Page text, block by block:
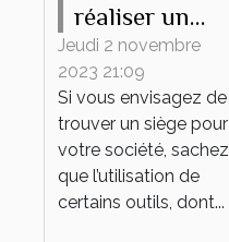
réaliser un
tampon d'une
société ?
Jeudi 2 novembre
2023 21:09
Si vous envisagez de
trouver un siège pour
votre société, sachez
que l’utilisation de
certains outils, dont...